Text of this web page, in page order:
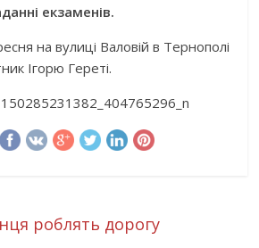
екзаменів.
на вулиці Валовій в Тернополі
Ігорю Гереті.
роблять дорогу